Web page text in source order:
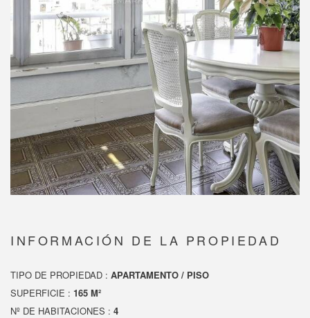
INFORMACIÓN DE LA PROPIEDAD
TIPO DE PROPIEDAD : APARTAMENTO / PISO
SUPERFICIE : 165 M²
Nº DE HABITACIONES : 4